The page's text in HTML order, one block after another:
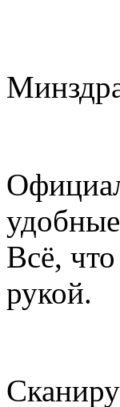
Всё,
рукой.